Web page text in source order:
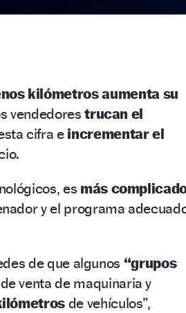
kilómetros aumenta su
vendedorestrucan el
cifra e incrementar el
es más
y el programa
de que algunos “grupos
venta de maquinaria y
de vehículos”,